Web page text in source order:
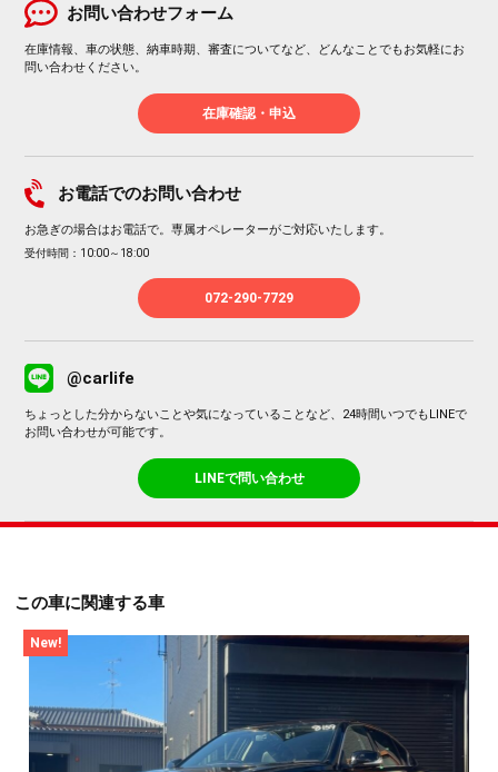
お問い合わせフォーム
在庫情報、車の状態、納車時期、審査についてなど、どんなことでもお気軽にお
問い合わせください。
在庫確認・申込
お電話でのお問い合わせ
お急ぎの場合はお電話で。専属オペレーターがご対応いたします。
受付時間：10:00～18:00
072-290-7729
@carlife
ちょっとした分からないことや気になっていることなど、24時間いつでもLINEで
お問い合わせが可能です。
LINEで問い合わせ
この車に関連する車
New!